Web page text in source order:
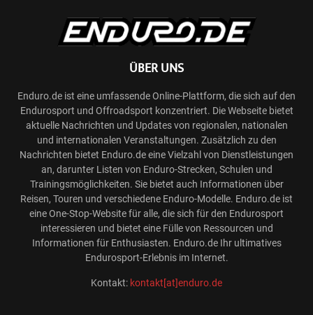
ÜBER UNS
Enduro.de ist eine umfassende Online-Plattform, die sich auf den
Endurosport und Offroadsport konzentriert. Die Webseite bietet
aktuelle Nachrichten und Updates von regionalen, nationalen
und internationalen Veranstaltungen. Zusätzlich zu den
Nachrichten bietet Enduro.de eine Vielzahl von Dienstleistungen
an, darunter Listen von Enduro-Strecken, Schulen und
Trainingsmöglichkeiten. Sie bietet auch Informationen über
Reisen, Touren und verschiedene Enduro-Modelle. Enduro.de ist
eine One-Stop-Website für alle, die sich für den Endurosport
interessieren und bietet eine Fülle von Ressourcen und
Informationen für Enthusiasten. Enduro.de Ihr ultimatives
Endurosport-Erlebnis im Internet.
Kontakt: kontakt[at]enduro.de